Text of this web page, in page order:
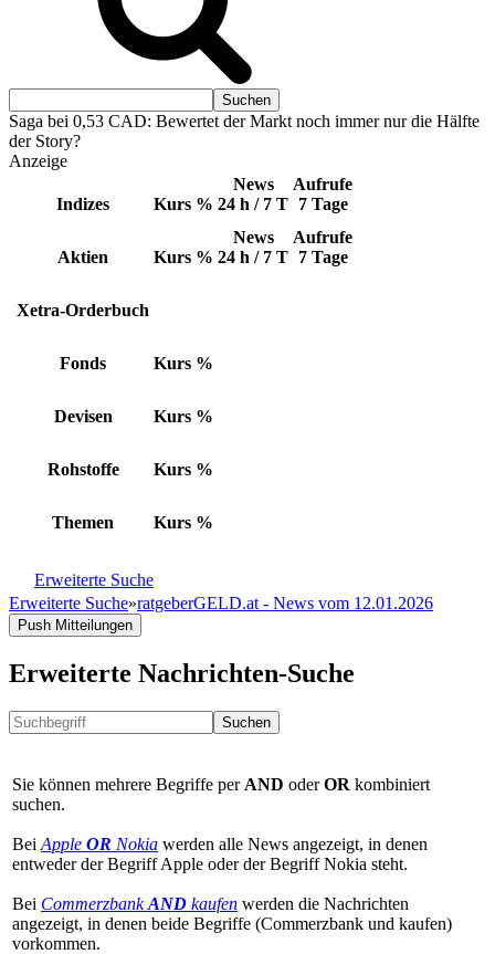
Saga bei 0,53 CAD: Bewertet der Markt noch immer nur die Hälfte
der Story?
Anzeige
Indizes Kurs %
News
24 h / 7 T
Aufrufe
7 Tage
Aktien Kurs %
News
24 h / 7 T
Aufrufe
7 Tage
Xetra-Orderbuch
Fonds Kurs %
Devisen Kurs %
Rohstoffe Kurs %
Themen Kurs %
Erweiterte Suche
Erweiterte Suche»ratgeberGELD.at - News vom 12.01.2026
Push Mitteilungen
Erweiterte Nachrichten-Suche
Suchen
Sie können mehrere Begriffe per AND oderOR kombiniert
suchen.
Bei Apple OR Nokia werden alle News angezeigt, in denen
entweder der Begriff Apple oder der Begriff Nokia steht.
Bei CommerzbankAND kaufen werden die Nachrichten
angezeigt, in denen beide Begriffe (Commerzbank und kaufen)
vorkommen.